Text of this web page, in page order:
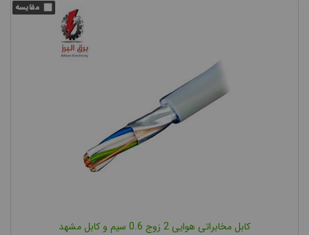
کابل مخابراتی هوایی 2 زوج 0.6 سیم و کابل مشهد